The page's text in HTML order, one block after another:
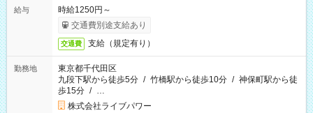
給与
時給1250円～
交通費別途支給あり
交通費 支給（規定有り）
勤務地
東京都千代田区
九段下駅から徒歩5分 / 竹橋駅から徒歩10分 / 神保町駅から徒
歩15分 / …
株式会社ライブパワー